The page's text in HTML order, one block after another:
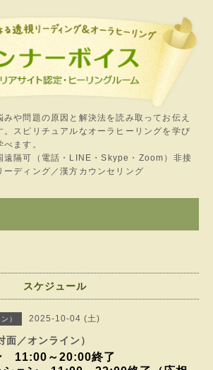
や問題の原因と解決法を読み取ってお伝え
。スピリチュアルなオーラヒーリングを学び
ます。
遠隔可（電話・LINE・Skype・Zoom）非接
ーディング／漢方カウンセリング
スケジュール
） 2025-10-04 (土)
／オンライン）
11:00～20:00終了